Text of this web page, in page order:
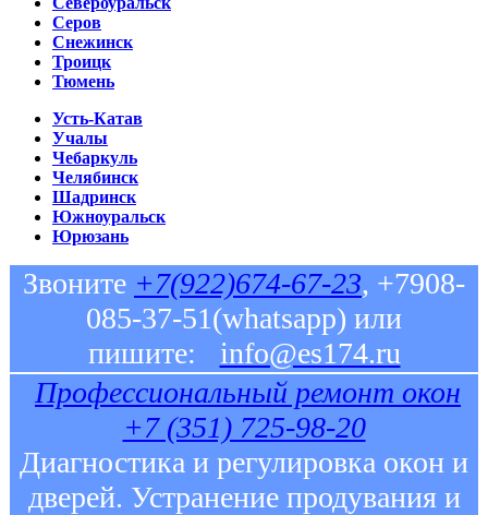
Серов
Снежинск
Троицк
Тюмень
Усть-Катав
Учалы
Чебаркуль
Челябинск
Шадринск
Южноуральск
Юрюзань
Звоните +7(922)674-67-23, +7908-
085-37-51(whatsapp) или
пишите:
info@es174.ru
Профессиональный ремонт окон
+7 (351) 725-98-20
Диагностика и регулировка окон и
дверей. Устранение продувания и